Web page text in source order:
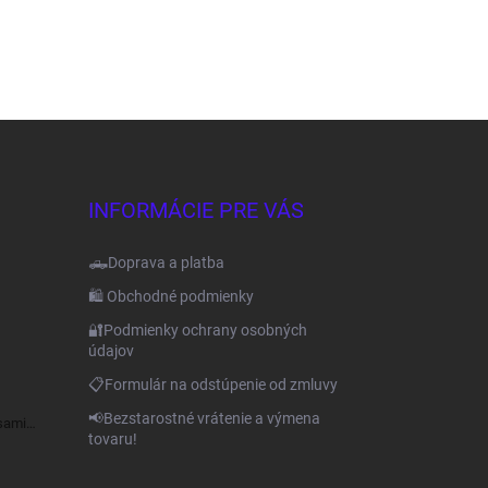
INFORMÁCIE PRE VÁS
🛻Doprava a platba
🛍️ Obchodné podmienky
🔐Podmienky ochrany osobných
údajov
📋Formulár na odstúpenie od zmluvy
📢Bezstarostné vrátenie a výmena
tovaru!